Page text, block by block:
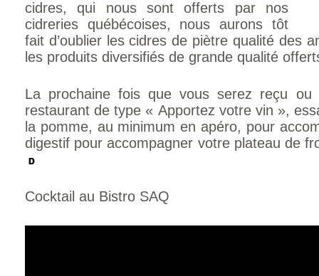
cidres, qui nous sont offerts par nos
cidreries québécoises, nous aurons tôt
fait d’oublier les cidres de piètre qualité des
les produits diversifiés de grande qualité
La prochaine fois que vous serez reçu
restaurant de type « Apportez votre vin »,
la pomme, au minimum en apéro, pour
digestif pour accompagner votre plateau de
Cocktail au Bistro SAQ